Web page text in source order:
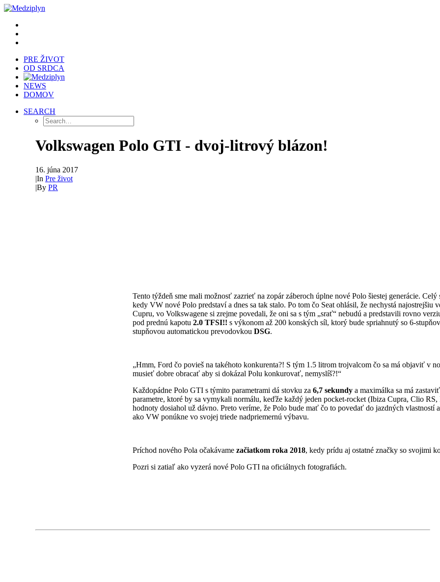
PRE ŽIVOT
OD SRDCA
NEWS
DOMOV
SEARCH
Volkswagen Polo GTI - dvoj-litrový blázon!
16. júna 2017
|In Pre život
|By PR
Tento týždeň sme mali možnosť zazrieť na zopár záberoch úplne nové Polo šiestej generácie.
kedy VW nové Polo predstaví a dnes sa tak stalo. Po tom čo Seat ohlásil, že nechystá najostrejšiu
Cupru, vo Volkswagene si zrejme povedali, že oni sa s tým „srať“ nebudú a predstavili rovno
pod prednú kapotu 2.0 TFSI!! s výkonom až 200 konských síl, ktorý bude spriahnutý so 6-
stupňovou automatickou prevodovkou DSG.
„Hmm, Ford čo povieš na takéhoto konkurenta?! S tým 1.5 litrom trojvalcom čo sa má objaviť v
musieť dobre obracať aby si dokázal Polu konkurovať, nemyslíš?!“
Každopádne Polo GTI s týmito parametrami dá stovku za 6,7 sekundy a maximálka sa má
parametre, ktoré by sa vymykali normálu, keďže každý jeden pocket-rocket (Ibiza Cupra, Clio RS,
hodnoty dosiahol už dávno. Preto veríme, že Polo bude mať čo to povedať do jazdných vlastností
ako VW ponúkne vo svojej triede nadpriemernú výbavu.
Príchod nového Pola očakávame začiatkom roka 2018, kedy prídu aj ostatné značky so svojimi
Pozri si zatiaľ ako vyzerá nové Polo GTI na oficiálnych fotografiách.